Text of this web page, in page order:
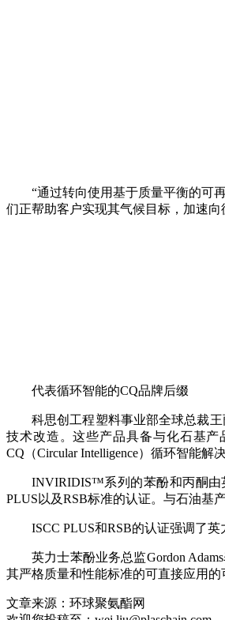
“通过转向使用基于质量平衡的可
们正帮助客户实现其气候目标，加速向
代表循环智能的CQ品牌后缀
科思创工程塑料事业部全球总裁
技术改造。这些产品具备与化石基
CQ（Circular Intelligence）循环智能
INVIRIDIS™系列的苯酚和丙酮由
PLUS以及RSB标准的认证。与石油基
ISCC PLUS和RSB的认证强调了
英力士苯酚业务总监Gordon
其严格质量和性能标准的可直接应用
文章来源：环球聚氨酯网